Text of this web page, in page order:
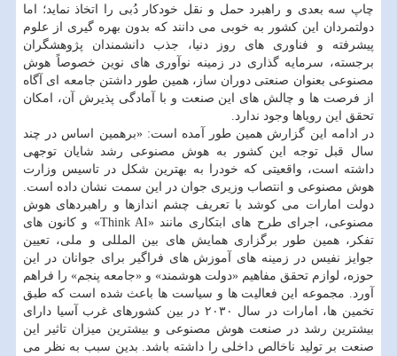
چاپ سه بعدی و راهبرد حمل و نقل خودکار دُبی را اتخاذ نماید؛ اما
دولتمردان این کشور به خوبی می دانند که بدون بهره گیری از علوم
پیشرفته و فناوری های روز دنیا، جذب دانشمندان پژوهشگران
برجسته، سرمایه گذاری در زمینه نوآوری های نوین خصوصاً هوش
مصنوعی بعنوان صنعتی دوران ساز، همین طور داشتن جامعه ای آگاه
از فرصت ها و چالش های این صنعت و با آمادگی پذیرش آن، امکان
تحقق این رویاها وجود ندارد.
در ادامه این گزارش همین طور آمده است: «برهمین اساس در چند
سال قبل توجه این کشور به هوش مصنوعی رشد شایان توجهی
داشته است، واقعیتی که خودرا به بهترین شکل در تاسیس وزارت
هوش مصنوعی و انتصاب وزیری جوان در این سمت نشان داده است.
دولت امارات می کوشد با تعریف چشم اندازها و راهبردهای هوش
مصنوعی، اجرای طرح های ابتکاری مانند «Think AI» و کانون های
تفکر، همین طور برگزاری همایش های بین المللی و ملی، تعیین
جوایز نفیس در زمینه های آموزش های فراگیر برای جوانان در این
حوزه، لوازم تحقق مفاهیم «دولت هوشمند» و «جامعه پنجم» را فراهم
آورد. مجموعه این فعالیت ها و سیاست ها باعث شده است که طبق
تخمین ها، امارات در سال ۲۰۳۰ در بین کشورهای غرب آسیا دارای
بیشترین رشد در صنعت هوش مصنوعی و بیشترین میزان تاثیر این
صنعت بر تولید ناخالص داخلی را داشته باشد. بدین سبب به نظر می